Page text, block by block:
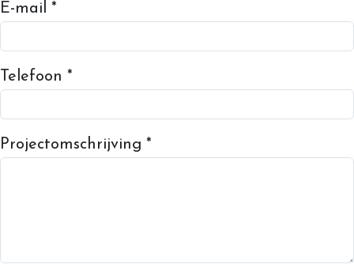
E-mail *
Telefoon *
Projectomschrijving *